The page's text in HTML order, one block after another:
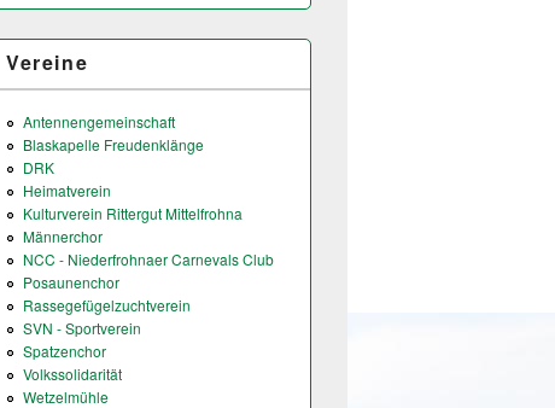
Vereine
Antennengemeinschaft
Blaskapelle Freudenklänge
DRK
Heimatverein
Kulturverein Rittergut Mittelfrohna
Männerchor
NCC - Niederfrohnaer Carnevals Club
Posaunenchor
Rassegefügelzuchtverein
SVN - Sportverein
Spatzenchor
Volkssolidarität
Wetzelmühle